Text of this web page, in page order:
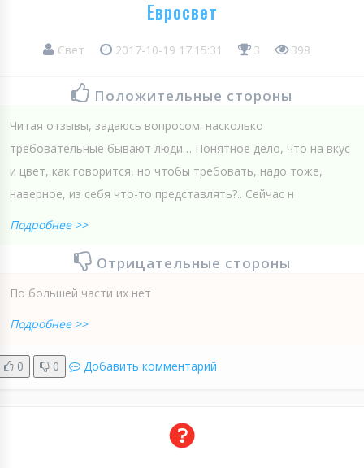
Евросвет
Свет 2017-10-19 17:15:31 3 398
Положительные стороны
Читая отзывы, задаюсь вопросом: насколько
требовательные бывают люди… Понятное дело, что на вкус
и цвет, как говорится, но чтобы требовать, надо тоже,
наверное, из себя что-то представлять?.. Сейчас н
Подробнее >>
Отрицательные стороны
По большей части их нет
Подробнее >>
0 0 Добавить комментарий